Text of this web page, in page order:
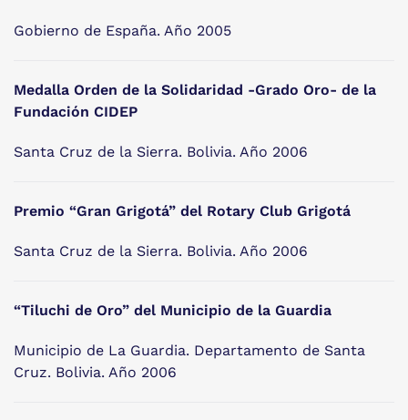
Gobierno de España. Año 2005
Medalla Orden de la Solidaridad -Grado Oro- de la
Fundación CIDEP
Santa Cruz de la Sierra. Bolivia. Año 2006
Premio “Gran Grigotá” del Rotary Club Grigotá
Santa Cruz de la Sierra. Bolivia. Año 2006
“Tiluchi de Oro” del Municipio de la Guardia
Municipio de La Guardia. Departamento de Santa
Cruz. Bolivia. Año 2006